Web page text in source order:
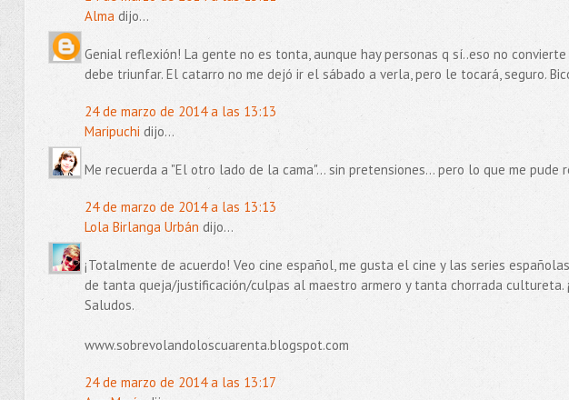
Almadijo...
Genial reflexión! La gente no es tonta, aunque hay personas q sí..eso no
debe triunfar. El catarro no me dejó ir el sábado a verla, pero le tocará, seguro.
24 de marzo de 2014 a las 13:13
Maripuchi dijo...
Me recuerda a "El otro lado de la cama"... sin pretensiones... pero lo que me pude
24 de marzo de 2014 a las 13:13
Lola Birlanga Urbán dijo...
¡Totalmente de acuerdo! Veo cine español, me gusta el cine y las series
de tanta queja/justificación/culpas al maestro armero y tanta chorrada cultureta.
Saludos.
www.sobrevolandoloscuarenta.blogspot.com
24 de marzo de 2014 a las 13:17